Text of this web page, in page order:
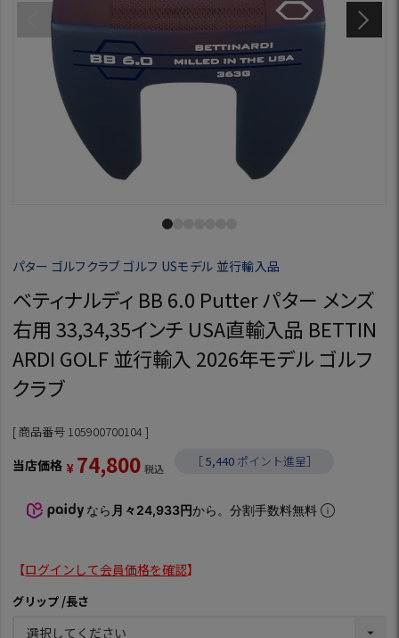
パター ゴルフクラブ ゴルフ USモデル 並行輸入品
ベティナルディ BB 6.0 Putter パター メンズ
右用 33,34,35インチ USA直輸入品 BETTIN
ARDI GOLF 並行輸入 2026年モデル ゴルフ
クラブ
商品番号 105900700104
当店価格 ¥ 74,800 税込 ［5,440 ポイント進呈］
なら 月々24,933円から。分割手数料無料
【ログインして会員価格を確認】
グリップ 長さ